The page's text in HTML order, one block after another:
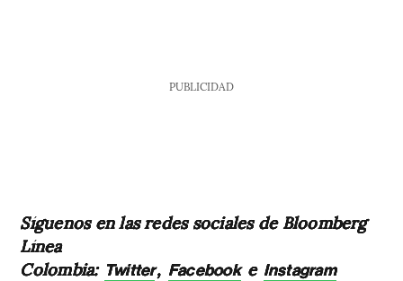
PUBLICIDAD
Síguenos en las redes sociales de Bloomberg
Línea
Colombia: Twitter, Facebooke Instagram